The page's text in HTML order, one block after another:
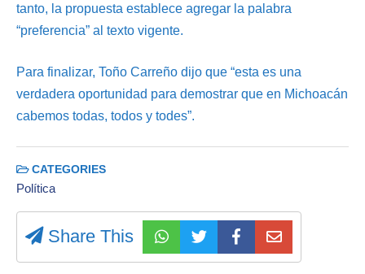
tanto, la propuesta establece agregar la palabra
“preferencia” al texto vigente.
Para finalizar, Toño Carreño dijo que “esta es una
verdadera oportunidad para demostrar que en Michoacán
cabemos todas, todos y todes”.
CATEGORIES
Política
Share This